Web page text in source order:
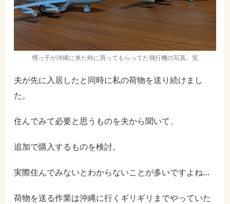
甥っ子が沖縄に来た時に買ってもらってた飛行機の写真。笑
夫が先に入居したと同時に私の荷物を送り続けまし
た。
住んでみて必要と思うものを夫から聞いて、
追加で購入するものを検討。
実際住んでみないとわからないことが多いですよね…
荷物を送る作業は沖縄に行くギリギリまでやっていた